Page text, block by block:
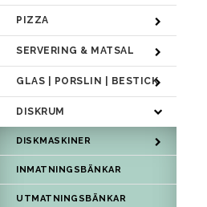
PIZZA
SERVERING & MATSAL
GLAS | PORSLIN | BESTICK
DISKRUM
DISKMASKINER
INMATNINGSBÄNKAR
UTMATNINGSBÄNKAR